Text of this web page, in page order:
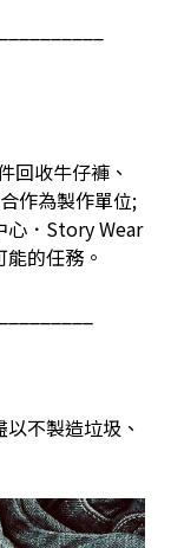
回收牛仔褲、
作為製作單位;
． Story Wear
的任務。
不製造垃圾、